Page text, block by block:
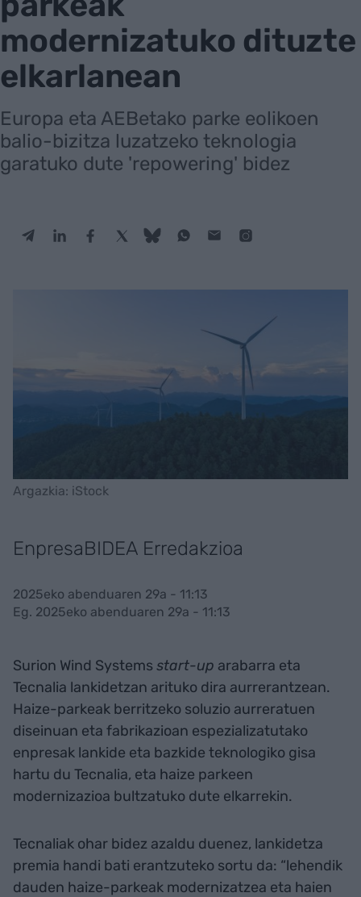
modernizatuko dituzte
elkarlanean
Europa eta AEBetako parke eolikoen
balio-bizitza luzatzeko teknologia
garatuko dute 'repowering' bidez
Argazkia: iStock
EnpresaBIDEA Erredakzioa
2025eko abenduaren 29a - 11:13
Eg. 2025eko abenduaren 29a - 11:13
Surion Wind Systemsstart-up arabarra eta
Tecnalia lankidetzan arituko dira aurrerantzean.
Haize-parkeak berritzeko soluzio aurreratuen
diseinuan eta fabrikazioan espezializatutako
enpresak lankide eta bazkide teknologiko gisa
hartu du Tecnalia, eta haize parkeen
modernizazioa bultzatuko dute elkarrekin.
Tecnaliak ohar bidez azaldu duenez, lankidetza
premia handi bati erantzuteko sortu da: “lehendik
dauden haize-parkeak modernizatzea eta haien